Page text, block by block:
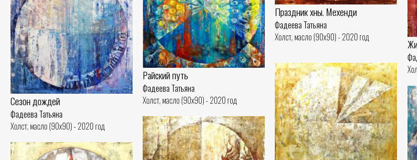
Праздник хны. Мехенди
Фадеева Татьяна
Холст, масло (90x90) - 2020 год
Райский путь
Фадеева Татьяна
Холст, масло (90x90) - 2020 год
Сезон дождей
Фадеева Татьяна
Холст, масло (90x90) - 2020 год